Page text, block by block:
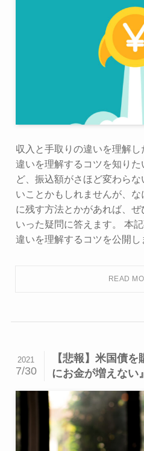
収入と手取りの違いを理解
違いを理解するコツを知り
ど、振込額がさほど変わら
いことかもしれませんが、
に残す方法とかがあれば、
いった疑問に答えます。 本
違いを理解するコツを公開し
【悲報】米国債
にお金が増えない
2021
7/30